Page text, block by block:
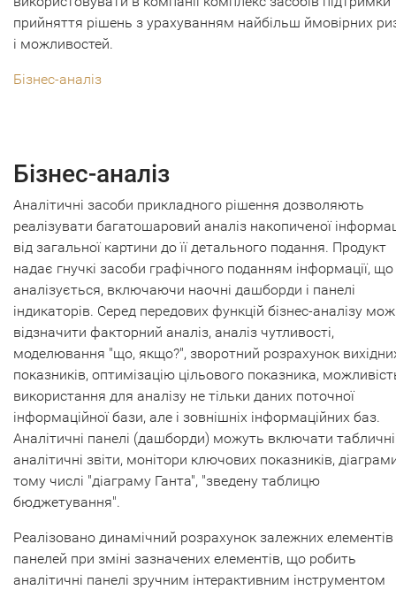
прийняття рішень з урахуванням найбільш ймовірних
і можливостей.
Бізнес-аналіз
Бізнес-аналіз
Аналітичні засоби прикладного рішення дозволяють
реалізувати багатошаровий аналіз накопиченої
від загальної картини до її детального подання. Продукт
надає гнучкі засоби графічного поданням інформації, що
аналізується, включаючи наочні дашборди і панелі
індикаторів. Серед передових функцій бізнес-аналізу
відзначити факторний аналіз, аналіз чутливості,
моделювання "що, якщо?", зворотний розрахунок
показників, оптимізацію цільового показника,
використання для аналізу не тільки даних поточної
інформаційної бази, але і зовнішніх інформаційних баз.
Аналітичні панелі (дашборди) можуть включати табличні
аналітичні звіти, монітори ключових показників,
тому числі "діаграму Ганта", "зведену таблицю
бюджетування".
Реалізовано динамічний розрахунок залежних елементів
панелей при зміні зазначених елементів, що робить
аналітичні панелі зручним інтерактивним інструментом